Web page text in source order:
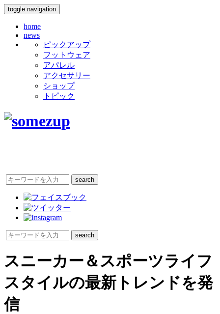
toggle navigation
home
news
ピックアップ
フットウェア
アパレル
アクセサリー
ショップ
トピック
スニーカー＆スポーツライフ
スタイルの最新トレンドを発
信